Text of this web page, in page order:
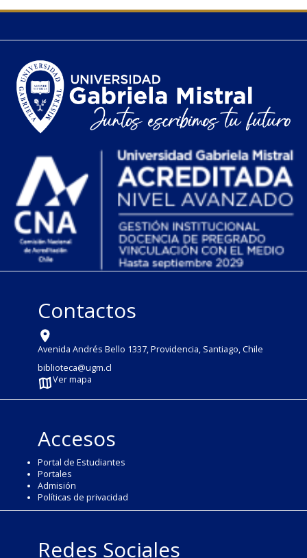
Contactos
Avenida Andrés Bello 1337, Providencia, Santiago, Chile
biblioteca@ugm.cl
Ver mapa
Accesos
Portal de Estudiantes
Portales
Admisión
Políticas de privacidad
Redes Sociales